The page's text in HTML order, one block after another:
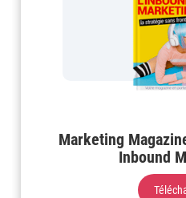
Marketing
Inbound